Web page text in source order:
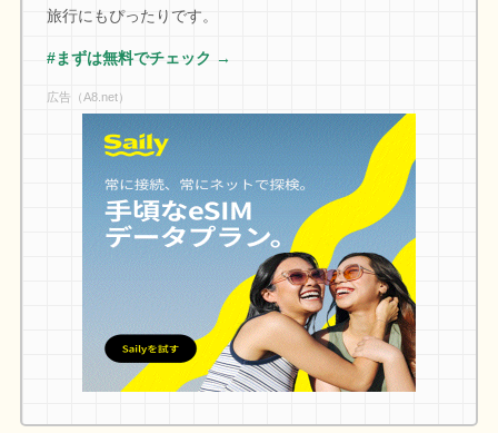
旅行にもぴったりです。
#まずは無料でチェック →
広告（A8.net）